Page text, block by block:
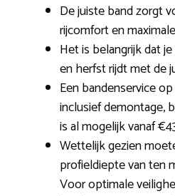
De juiste band zorgt
rijcomfort en
Het is belangrijk dat
en herfst rijdt met de
Een bandenservice
inclusief demontage,
is al mogelijk vanaf
Wettelijk gezien
profieldiepte van ten
Voor optimale